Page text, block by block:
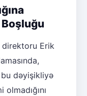
direktoru Erik
dəyişikliyə